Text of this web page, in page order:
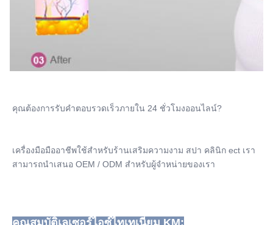
คุณต้องการรับคําตอบรวดเร็วภายใน 24 ชั่วโมงออนไลน์?
เครื่องมือมืออาชีพใช้สําหรับร้านเสริมความงาม สปา คลินิก ect เรา
สามารถนําเสนอ OEM / ODM สําหรับผู้จําหน่ายของเรา
คุณสมบัติเลเซอร์ไอซ์ไทเทเนียม KM: